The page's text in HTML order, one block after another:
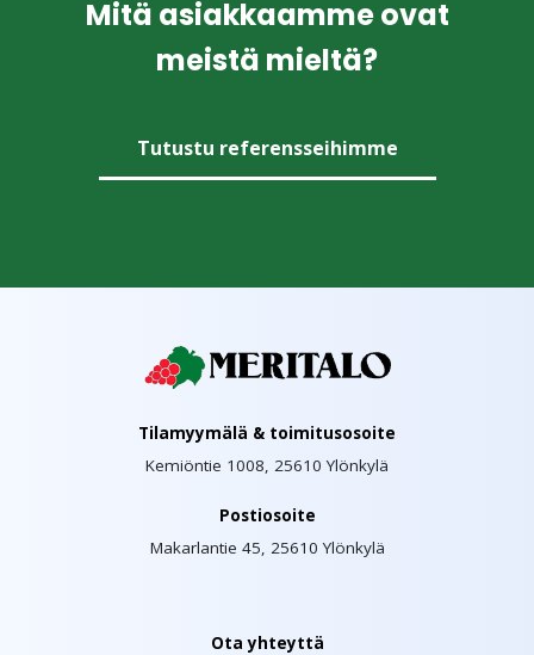
Mitä asiakkaamme ovat
meistä mieltä?
Tutustu referensseihimme
Tilamyymälä & toimitusosoite
Kemiöntie 1008, 25610 Ylönkylä
Postiosoite
Makarlantie 45, 25610 Ylönkylä
Ota yhteyttä